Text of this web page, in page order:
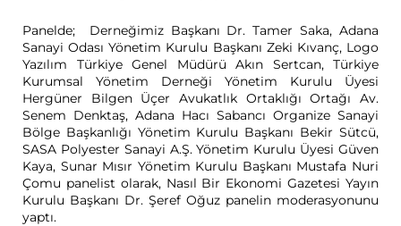
Panelde; Derneğimiz Başkanı Dr. Tamer Saka, Adana
Sanayi Odası Yönetim Kurulu Başkanı Zeki Kıvanç, Logo
Yazılım Türkiye Genel Müdürü Akın Sertcan, Türkiye
Kurumsal Yönetim Derneği Yönetim Kurulu Üyesi
Hergüner Bilgen Üçer Avukatlık Ortaklığı Ortağı Av.
Senem Denktaş, Adana Hacı Sabancı Organize Sanayi
Bölge Başkanlığı Yönetim Kurulu Başkanı Bekir Sütcü,
SASA Polyester Sanayi A.Ş. Yönetim Kurulu Üyesi Güven
Kaya, Sunar Mısır Yönetim Kurulu Başkanı Mustafa Nuri
Çomu panelist olarak, Nasıl Bir Ekonomi Gazetesi Yayın
Kurulu Başkanı Dr. Şeref Oğuz panelin moderasyonunu
yaptı.